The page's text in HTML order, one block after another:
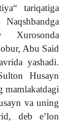
tariqatiga
Abu Said
yashadi.
Husayn
mamlakatdagi
va uning
deb eʼlon